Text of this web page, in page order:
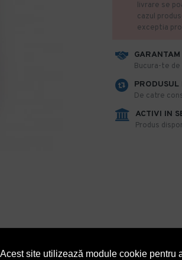
Acest site utilizează module cookie pentru
​Bucura-te
De catre
ACTIVI IN
Produs
livrare se
cazul
exceptia